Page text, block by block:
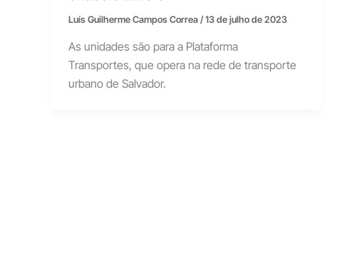
Luís Guilherme Campos Correa/13 de julho de 2023
As unidades são para a Plataforma
Transportes, que opera na rede de transporte
urbano de Salvador.